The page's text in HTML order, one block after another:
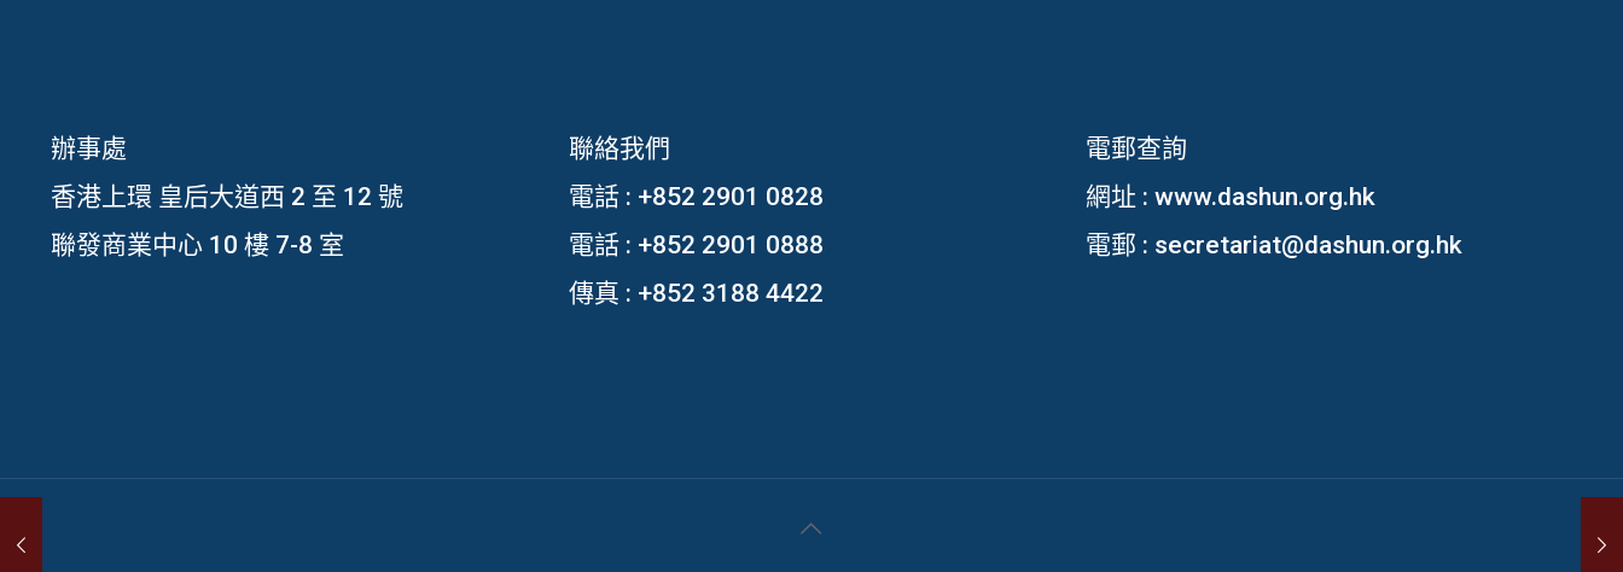
辦事處
香港上環 皇后大道西 2 至 12 號
聯發商業中心 10 樓 7-8 室
聯絡我們
電話 : +852 2901 0828
電話 : +852 2901 0888
傳真 : +852 3188 4422
電郵查詢
網址 :www.dashun.org.hk
電郵 : secretariat@dashun.org.hk